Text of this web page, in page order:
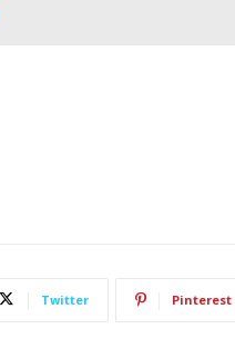
Twitter Pinterest